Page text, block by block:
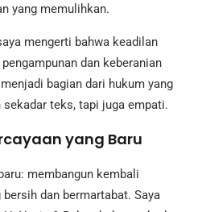
yang memulihkan.
mengerti bahwa keadilan
dan keberanian
bagian dari hukum yang
teks, tapi juga empati.
yang Baru
membangun kembali
dan bermartabat. Saya